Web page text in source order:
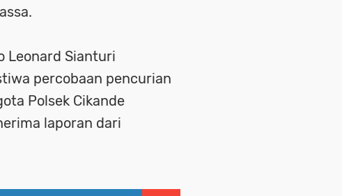
Leonard Sianturi
percobaan pencurian
Polsek Cikande
laporan dari